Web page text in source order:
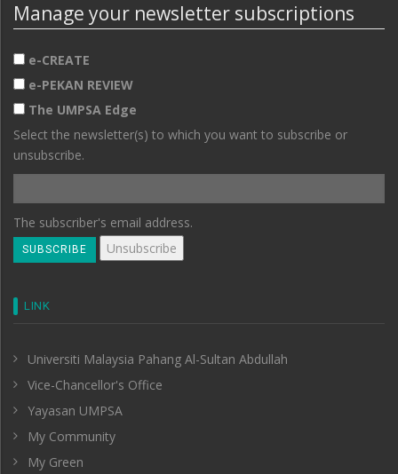
Manage your newsletter subscriptions
e-CREATE
e-PEKAN REVIEW
The UMPSA Edge
Select the newsletter(s) to which you want to subscribe or
unsubscribe.
The subscriber's email address.
LINK
Universiti Malaysia Pahang Al-Sultan Abdullah
Vice-Chancellor's Office
Yayasan UMPSA
My Community
My Green